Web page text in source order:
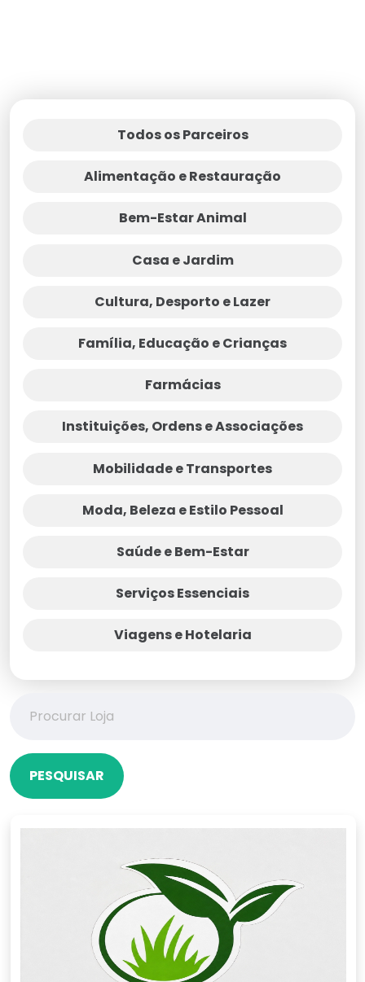
Todos os Parceiros
Alimentação e Restauração
Bem-Estar Animal
Casa e Jardim
Cultura, Desporto e Lazer
Família, Educação e Crianças
Farmácias
Instituições, Ordens e Associações
Mobilidade e Transportes
Moda, Beleza e Estilo Pessoal
Saúde e Bem-Estar
Serviços Essenciais
Viagens e Hotelaria
PESQUISAR